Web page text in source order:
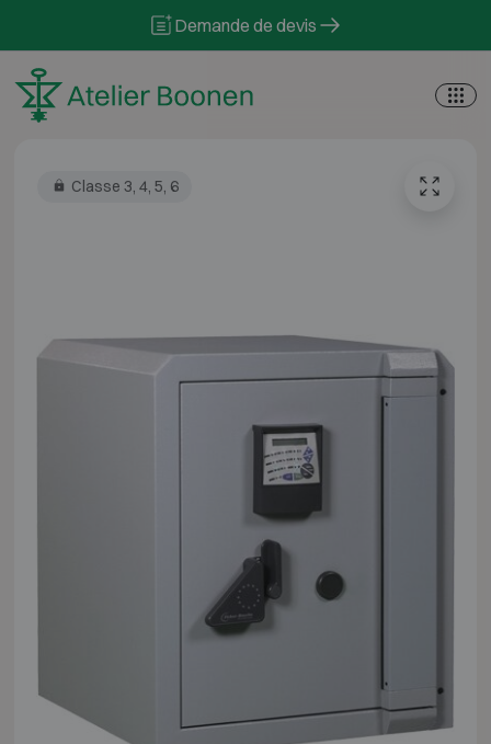
Demande de devis
Classe 3, 4, 5, 6